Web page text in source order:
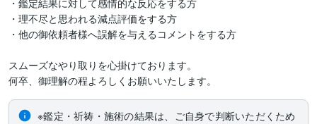
・鑑定結果に対して感情的な反応をする方
・理不尽と思われる減点評価をする方
・他の御依頼者様へ誤解を与えるコメントをする方
スムーズなやり取りを心掛けております。
何卒、御理解の程よろしくお願いいたします。
※鑑定・祈祷・施術の結果は、ご自身で判断いただくため